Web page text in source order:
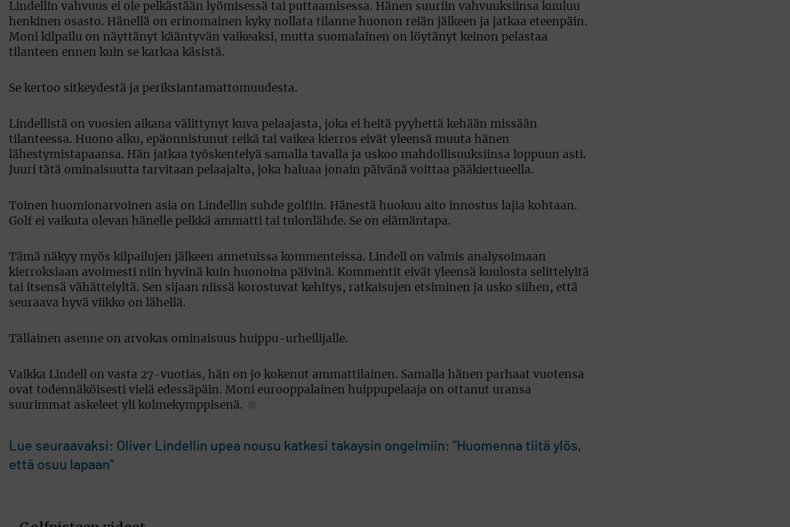
Lindellin vahvuus ei ole pelkästään lyömisessä tai puttaamisessa. Hänen suuriin vahvuuksiinsa kuuluu
henkinen osasto. Hänellä on erinomainen kyky nollata tilanne huonon reiän jälkeen ja jatkaa eteenpäin.
Moni kilpailu on näyttänyt kääntyvän vaikeaksi, mutta suomalainen on löytänyt keinon pelastaa
tilanteen ennen kuin se karkaa käsistä.
Se kertoo sitkeydestä ja periksiantamattomuudesta.
Lindellistä on vuosien aikana välittynyt kuva pelaajasta, joka ei heitä pyyhettä kehään missään
tilanteessa. Huono alku, epäonnistunut reikä tai vaikea kierros eivät yleensä muuta hänen
lähestymistapaansa. Hän jatkaa työskentelyä samalla tavalla ja uskoo mahdollisuuksiinsa loppuun asti.
Juuri tätä ominaisuutta tarvitaan pelaajalta, joka haluaa jonain päivänä voittaa pääkiertueella.
Toinen huomionarvoinen asia on Lindellin suhde golfiin. Hänestä huokuu aito innostus lajia kohtaan.
Golf ei vaikuta olevan hänelle pelkkä ammatti tai tulonlähde. Se on elämäntapa.
Tämä näkyy myös kilpailujen jälkeen annetuissa kommenteissa. Lindell on valmis analysoimaan
kierroksiaan avoimesti niin hyvinä kuin huonoina päivinä. Kommentit eivät yleensä kuulosta selittelyltä
tai itsensä vähättelyltä. Sen sijaan niissä korostuvat kehitys, ratkaisujen etsiminen ja usko siihen, että
seuraava hyvä viikko on lähellä.
Tällainen asenne on arvokas ominaisuus huippu-urheilijalle.
Vaikka Lindell on vasta 27-vuotias, hän on jo kokenut ammattilainen. Samalla hänen parhaat vuotensa
ovat todennäköisesti vielä edessäpäin. Moni eurooppalainen huippupelaaja on ottanut uransa
suurimmat askeleet yli kolmekymppisenä.
Lue seuraavaksi: Oliver Lindellin upea nousu katkesi takaysin ongelmiin: "Huomenna tiitä ylös,
että osuu lapaan”